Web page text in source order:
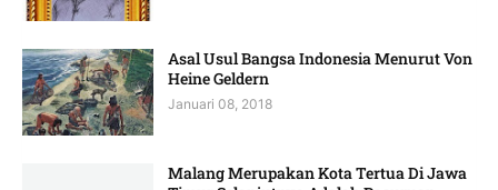
Asal Usul Bangsa Indonesia Menurut Von
Heine Geldern
Januari 08, 2018
Malang Merupakan Kota Tertua Di Jawa